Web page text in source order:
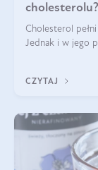
cholesterolu?
Cholesterol
Jednak i w jego
CZYTAJ